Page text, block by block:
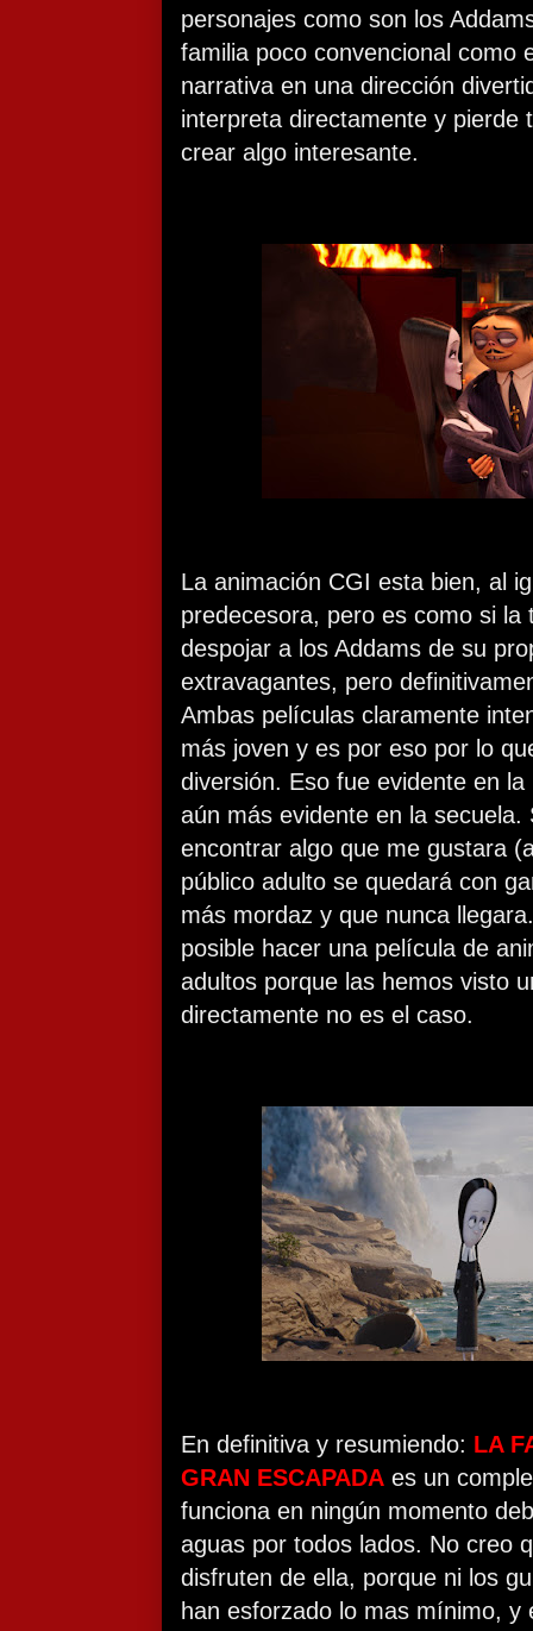
personajes como son los
familia poco convencional como
narrativa en una dirección
interpreta directamente y pierde
crear algo interesante.
La animación CGI esta bien, al
predecesora, pero es como si la
despojar a los Addams de su
extravagantes, pero
Ambas películas claramente
más joven y es por eso por lo
diversión. Eso fue evidente en
aún más evidente en la
encontrar algo que me gustara
público adulto se quedará con
más mordaz y que nunca
posible hacer una película de
adultos porque las hemos visto
directamente no es el caso.
En definitiva y resumiendo: LA
GRAN ESCAPADA es un
funciona en ningún momento
aguas por todos lados. No creo
disfruten de ella, porque ni los
han esforzado lo mas mínimo,